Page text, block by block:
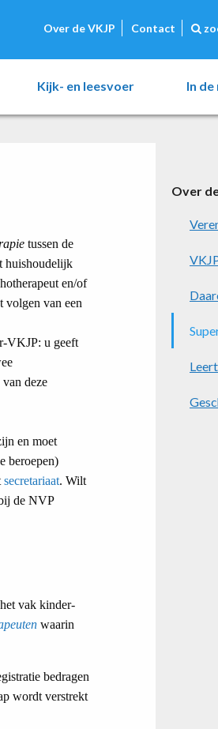
Over de VKJP Contact
Kijk- en leesvoer In de
tussen de
huishoudelijk
en/of
volgen van een
VKJP: u geeft
deze
en moet
beroepen)
secretariaat. Wilt
de NVP
vak kinder-
waarin
bedragen
wordt verstrekt
Over